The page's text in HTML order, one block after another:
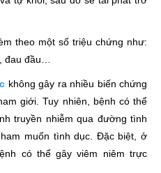
theo một số triệu chứng như:
đau đầu…
không gây ra nhiều biến chứng
giới. Tuy nhiên, bệnh có thể
truyền nhiễm qua đường tình
muốn tình dục. Đặc biệt, ở
có thể gây viêm niêm trực